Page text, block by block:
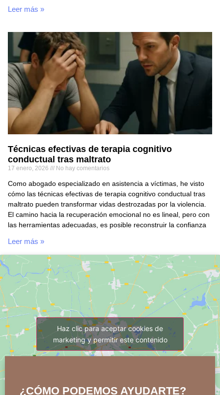
Leer más »
Técnicas efectivas de terapia cognitivo
conductual tras maltrato
17 enero, 2026 No hay comentarios
Como abogado especializado en asistencia a víctimas, he visto
cómo las técnicas efectivas de terapia cognitivo conductual tras
maltrato pueden transformar vidas destrozadas por la violencia.
El camino hacia la recuperación emocional no es lineal, pero con
las herramientas adecuadas, es posible reconstruir la confianza
Leer más »
Haz clic para aceptar cookies de
marketing y permitir este contenido
¿CÓMO PODEMOS AYUDARTE?